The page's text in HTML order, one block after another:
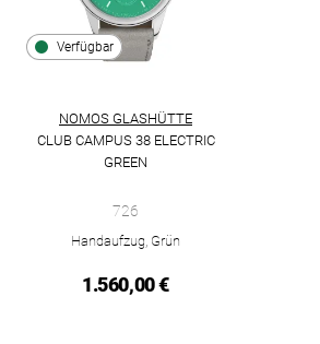
Verfügbar
NOMOS GLASHÜTTE
CLUB CAMPUS 38 ELECTRIC
GREEN
726
Handaufzug, Grün
1.560,00 €